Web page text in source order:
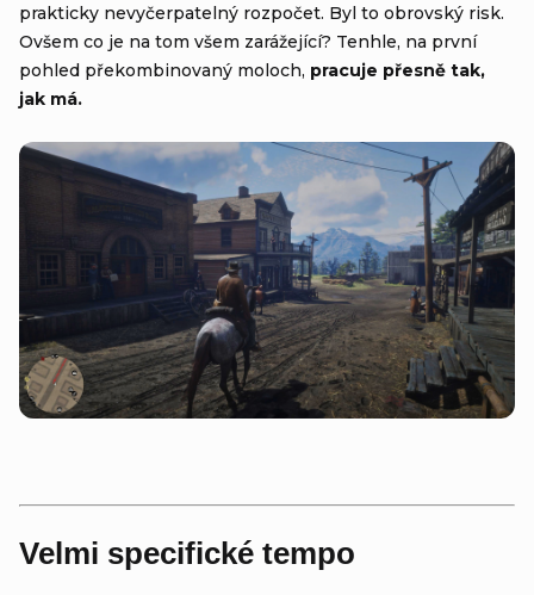
prakticky nevyčerpatelný rozpočet. Byl to obrovský risk.
Ovšem co je na tom všem zarážející? Tenhle, na první
pohled překombinovaný moloch, pracuje přesně tak,
jak má.
Velmi specifické tempo